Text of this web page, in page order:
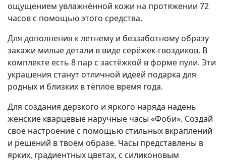
ощущением увлажнённой кожи на протяжении 72
часов с помощью этого средства.
Для дополнения к летнему и беззаботному образу
закажи милые детали в виде серёжек-гвоздиков. В
комплекте есть 8 пар с застёжкой в форме пули. Эти
украшения станут отличной идеей подарка для
родных и близких в тёплое время года.
Для создания дерзкого и яркого наряда надень
женские кварцевые наручные часы «Фоби». Создай
свое настроение с помощью стильных вкраплений
и решений в твоём образе. Часы представлены в
ярких, градиентных цветах, с силиконовым